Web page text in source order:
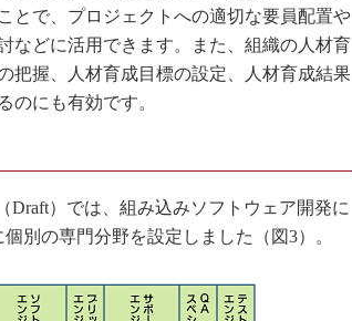
とで、プロジェクトへの適切な要員配置や
などに活用できます。また、組織の人材育
把握、人材育成目標の設定、人材育成結果
のにも有効です。
）では、組み込みソフトウェア開発に
別の専門分野を設定しました（図3）。